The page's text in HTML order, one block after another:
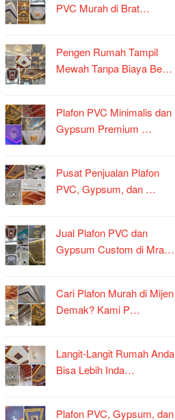
PVC Murah di Brat…
Pengen Rumah Tampil
Mewah Tanpa Biaya Be…
Plafon PVC Minimalis dan
Gypsum Premium …
Pusat Penjualan Plafon
PVC, Gypsum, dan …
Jual Plafon PVC dan
Gypsum Custom di Mra…
Cari Plafon Murah di Mijen
Demak? Kami P…
Langit-Langit Rumah Anda
Bisa Lebih Inda…
Plafon PVC, Gypsum, dan